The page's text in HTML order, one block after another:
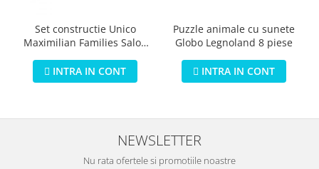
Set constructie Unico
Maximilian Families Salon
INTRA IN CONT
Puzzle animale cu sunete
Globo Legnoland 8 piese
INTRA IN CONT
NEWSLETTER
Nu rata ofertele si promotiile noastre